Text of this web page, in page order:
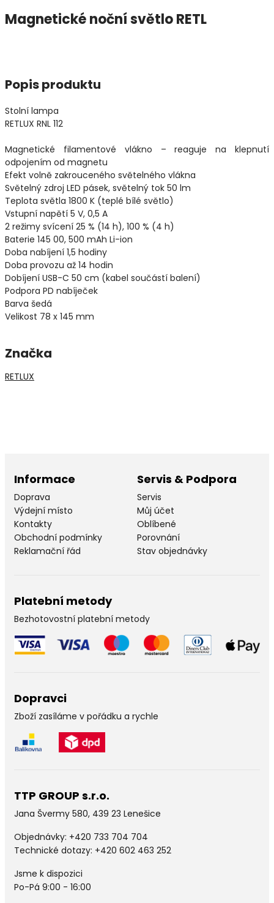
Magnetické noční světlo RETL
Popis produktu
Stolní lampa
RETLUX RNL 112
Magnetické filamentové vlákno – reaguje na klepnutí
odpojením od magnetu
Efekt volně zakrouceného světelného vlákna
Světelný zdroj LED pásek, světelný tok 50 lm
Teplota světla 1800 K (teplé bílé světlo)
Vstupní napětí 5 V, 0,5 A
2 režimy svícení 25 % (14 h), 100 % (4 h)
Baterie 145 00, 500 mAh Li-ion
Doba nabíjení 1,5 hodiny
Doba provozu až 14 hodin
Dobíjení USB-C 50 cm (kabel součástí balení)
Podpora PD nabíječek
Barva šedá
Velikost 78 x 145 mm
Značka
RETLUX
Informace
Doprava
Výdejní místo
Kontakty
Obchodní podmínky
Reklamační řád
Servis & Podpora
Servis
Můj účet
Oblíbené
Porovnání
Stav objednávky
Platební metody
Bezhotovostní platební metody
Dopravci
Zboží zasíláme v pořádku a rychle
TTP GROUP s.r.o.
Jana Švermy 580, 439 23 Lenešice
Objednávky: +420 733 704 704
Technické dotazy: +420 602 463 252
Jsme k dispozici
Po-Pá 9:00 - 16:00